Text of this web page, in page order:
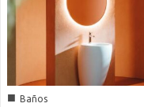
■ Baños